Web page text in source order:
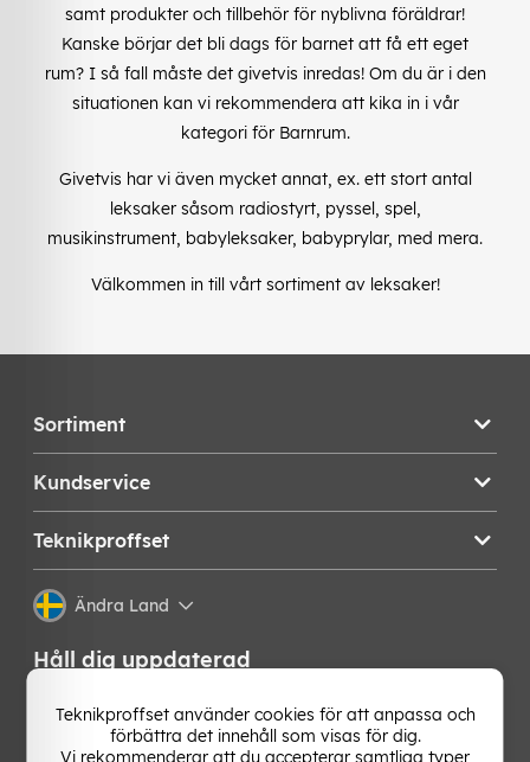
samt produkter och tillbehör för nyblivna föräldrar!
Kanske börjar det bli dags för barnet att få ett eget
rum? I så fall måste det givetvis inredas! Om du är i den
situationen kan vi rekommendera att kika in i vår
kategori för Barnrum.
Givetvis har vi även mycket annat, ex. ett stort antal
leksaker såsom radiostyrt, pyssel, spel,
musikinstrument, babyleksaker, babyprylar, med mera.
Välkommen in till vårt sortiment av leksaker!
Sortiment
Kundservice
Teknikproffset
Ändra Land
Håll dig uppdaterad
Få de senaste nyheterna, hetaste erbjudandena och
bästa tipsen från oss direkt i din mejlkorg. Signa upp på
vårt nyhetsbrev!
Teknikproffset använder cookies för att anpassa och
förbättra det innehåll som visas för dig.
Vi rekommenderar att du accepterar samtliga typer